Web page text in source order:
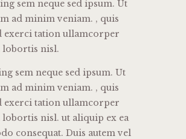
sem neque sed ipsum. Ut
ad minim veniam. , quis
exerci tation ullamcorper
lobortis nisl.
sem neque sed ipsum. Ut
ad minim veniam. , quis
exerci tation ullamcorper
lobortis nisl. ut aliquip ex ea
consequat. Duis autem vel